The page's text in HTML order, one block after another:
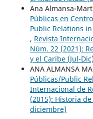
Ana Almansa-
Públicas en
Public Relations
, Revista
Núm. 22 (2021):
y el Caribe (Jul-Dic)
ANA ALMANSA
Públicas/Public
Internacional de
(2015): Historia
diciembre)